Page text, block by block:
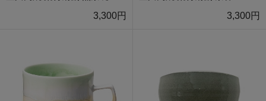
3,300円
3,300円